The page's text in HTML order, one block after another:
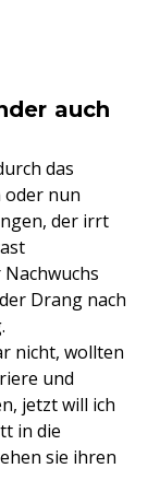
auch
das
oder nun
der irrt
Drang nach
nicht, wollten
und
jetzt will ich
in die
sie ihren